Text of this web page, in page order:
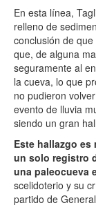
En esta línea,
relleno de
conclusión de
que, de alguna
seguramente al
la cueva, lo que
no pudieron
evento de lluvia
siendo un gran
Este hallazgo
un solo registro
una paleocueva
scelidoterio y su
partido de